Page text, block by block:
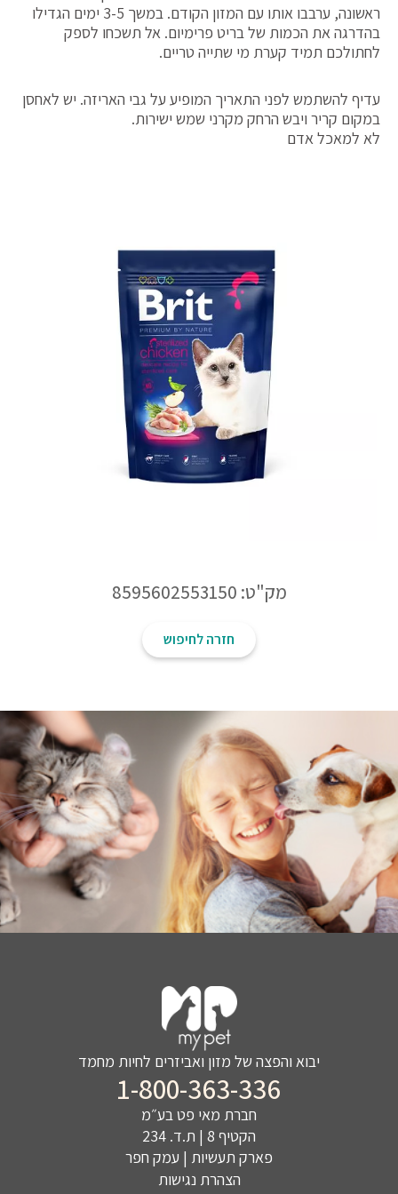
ראשונה, ערבבו אותו עם המזון הקודם. במשך 3-5 ימים הגדילו
בהדרגה את הכמות של בריט פרימיום. אל תשכחו לספק
לחתולכם תמיד קערת מי שתייה טריים.
עדיף להשתמש לפני התאריך המופיע על גבי האריזה. יש לאחסן
במקום קריר ויבש הרחק מקרני שמש ישירות.
לא למאכל אדם
מק"ט: 8595602553150
חזרה לחיפוש
יבוא והפצה של מזון ואביזרים לחיות מחמד
1-800-363-336
חברת מאי פט בע״מ
הקטיף 8 | ת.ד. 234
פארק תעשיות | עמק חפר
הצהרת נגישות